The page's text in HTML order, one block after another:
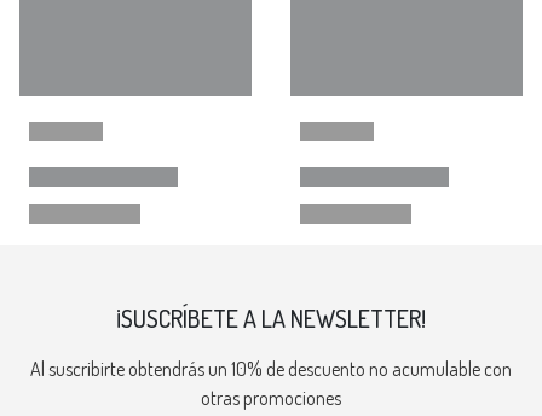
¡SUSCRÍBETE A LA NEWSLETTER!
Al suscribirte obtendrás un 10% de descuento no acumulable con
otras promociones